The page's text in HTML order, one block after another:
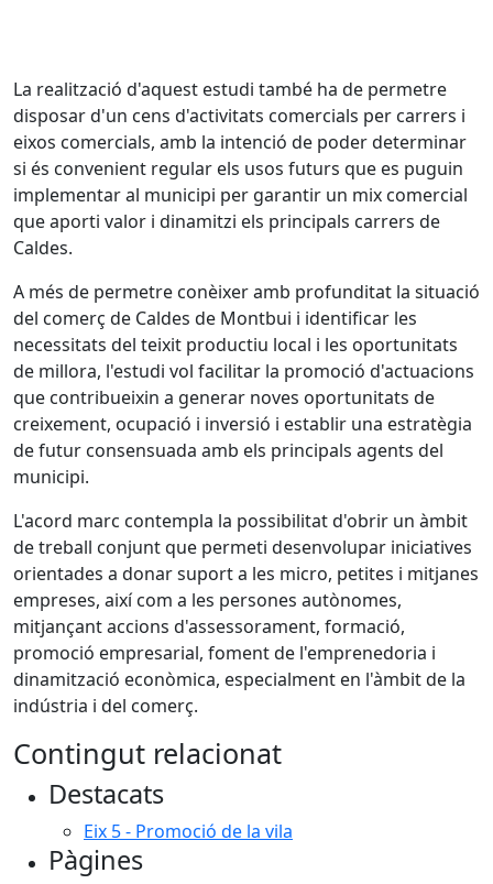
La realització d'aquest estudi també ha de permetre
disposar d'un cens d'activitats comercials per carrers i
eixos comercials, amb la intenció de poder determinar
si és convenient regular els usos futurs que es puguin
implementar al municipi per garantir un mix comercial
que aporti valor i dinamitzi els principals carrers de
Caldes.
A més de permetre conèixer amb profunditat la situació
del comerç de Caldes de Montbui i identificar les
necessitats del teixit productiu local i les oportunitats
de millora, l'estudi vol facilitar la promoció d'actuacions
que contribueixin a generar noves oportunitats de
creixement, ocupació i inversió i establir una estratègia
de futur consensuada amb els principals agents del
municipi.
L'acord marc contempla la possibilitat d'obrir un àmbit
de treball conjunt que permeti desenvolupar iniciatives
orientades a donar suport a les micro, petites i mitjanes
empreses, així com a les persones autònomes,
mitjançant accions d'assessorament, formació,
promoció empresarial, foment de l'emprenedoria i
dinamització econòmica, especialment en l'àmbit de la
indústria i del comerç.
Contingut relacionat
Destacats
Eix 5 - Promoció de la vila
Pàgines